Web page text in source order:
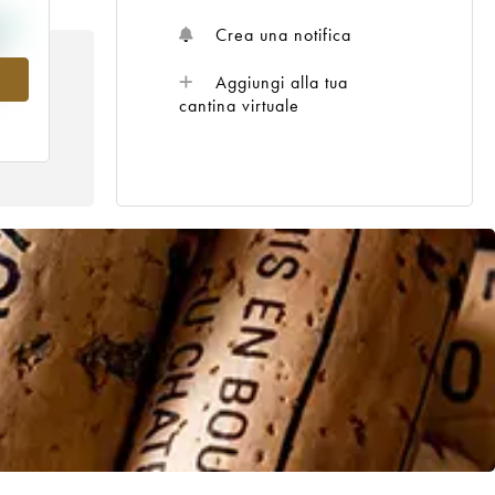
Crea una notifica
Aggiungi alla tua
cantina virtuale